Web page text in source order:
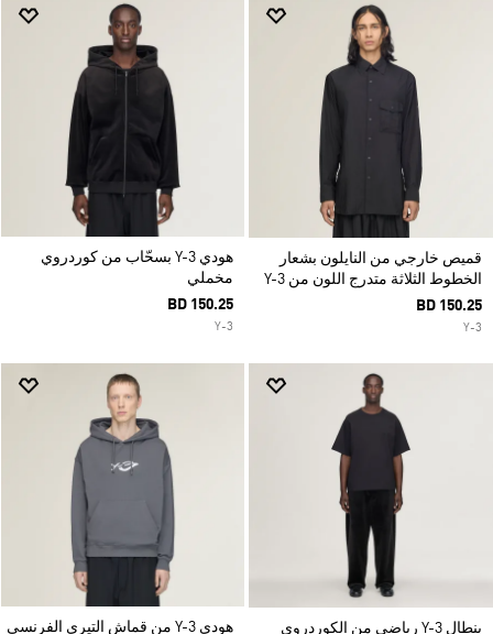
قميص خارجي من النايلون بشعار
الخطوط الثلاثة متدرج اللون من Y-3
BD 150.25
Y-3
هودي Y-3 بسحّاب من كوردروي
مخملي
BD 150.25
Y-3
بنطال Y-3 رياضي من الكوردروي هودي Y-3 من قماش التيري الفرنسي